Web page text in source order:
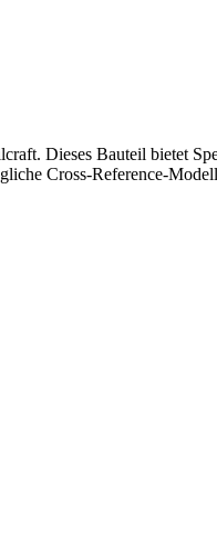
Dieses Bauteil bietet
Cross-Reference-